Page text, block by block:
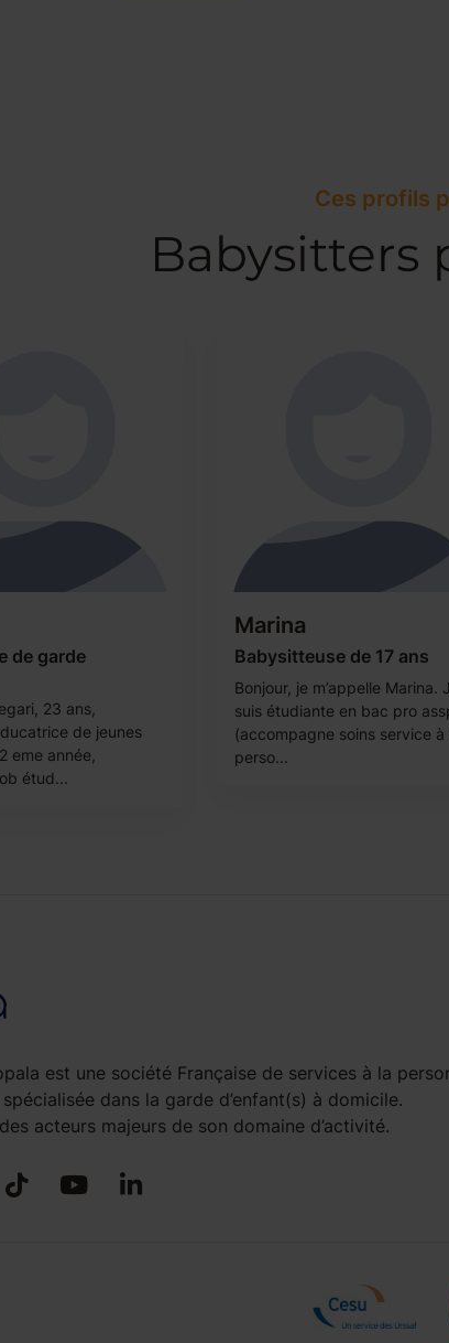
Ces profils
Babysitters
de garde
23 ans,
de jeunes
eme année,
étud...
Marina
Babysitteuse de 17 ans
Bonjour, je m’appelle Marina.
suis étudiante en bac pro
(accompagne soins service à
perso...
est une société Française de services à la
dans la garde d’enfant(s) à domicile.
acteurs majeurs de son domaine d’activité.